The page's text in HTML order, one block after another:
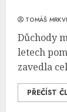
TOMÁŠ
Důchody
letech
zavedla
PŘEČÍST